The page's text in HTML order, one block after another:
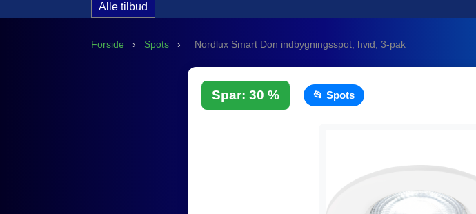
Alle tilbud
Forside › Spots › Nordlux Smart Don indbygningsspot, hvid, 3-pak
Spar: 30 % 📂 Spots